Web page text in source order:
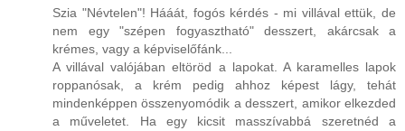
Szia "Névtelen"! Hááát, fogós kérdés - mi villával ettük, de
nem egy "szépen fogyasztható" desszert, akárcsak a
krémes, vagy a képviselőfánk...
A villával valójában eltöröd a lapokat. A karamelles lapok
roppanósak, a krém pedig ahhoz képest lágy, tehát
mindenképpen összenyomódik a desszert, amikor elkezded
a műveletet. Ha egy kicsit masszívabbá szeretnéd a